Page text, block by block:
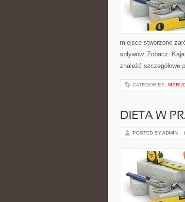
miejsce stworzone
spływów. Zobacz:
znaleźć szczegółowe
CATEGORIES:
DIETA W
POSTED BY ADMIN